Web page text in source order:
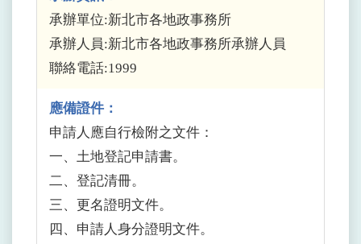
承辦單位:新北市各地政事務所
承辦人員:新北市各地政事務所承辦人員
聯絡電話:1999
應備證件：
申請人應自行檢附之文件：
一、土地登記申請書。
二、登記清冊。
三、更名證明文件。
四、申請人身分證明文件。